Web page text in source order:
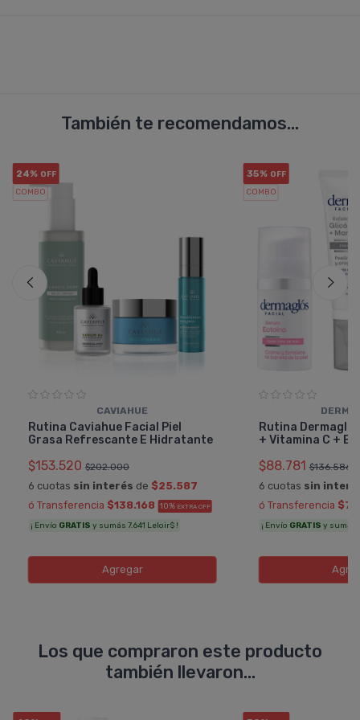
También te recomendamos...
24% OFF
COMBO
CAVIAHUE
Rutina Caviahue Facial Piel
Grasa Refrescante E Hidratante
$153.520 $202.000
6 cuotas sin interés de $25.587
ó Transferencia $138.168 10% EXTRA OFF
¡ Envío GRATIS y sumás 7.641 Leloir$ !
Agregar
35% OFF
COMBO
Rutina
+ Vitamina C +
$88.781 $136.586
6 cuotas sin
ó Transferencia
¡ Envío GRATIS y sumás
Los que compraron este producto
también llevaron...